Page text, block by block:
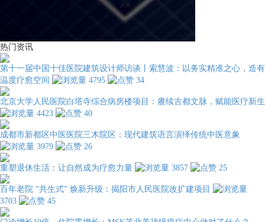
热门资讯
第十一届中国十佳医院建筑设计师访谈丨索慧波：以务实精准之心，造有
温度疗愈空间
4795 34
北京大学人民医院白塔寺综合病房楼项目：赓续古都文脉，赋能医疗新生
4423
40
成都市新都区中医医院三木院区：现代建筑语言演绎传统中医意象
3979
26
重塑退休生活：让自然成为疗愈力量 3857 25
百年老院 “共生式” 焕新升级：揭阳市人民医院改扩建项目
3703
45